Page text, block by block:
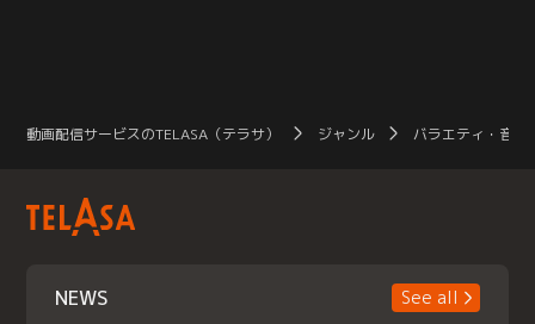
動画配信サービスのTELASA（テラサ） ジャンル バラエティ・音楽
NEWS See all